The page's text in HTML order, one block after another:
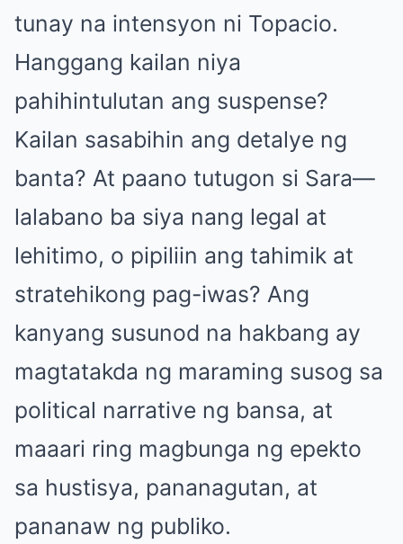
tunay na intensyon ni Topacio.
Hanggang kailan niya
pahihintulutan ang suspense?
Kailan sasabihin ang detalye ng
banta? At paano tutugon si Sara—
lalabano ba siya nang legal at
lehitimo, o pipiliin ang tahimik at
stratehikong pag-iwas? Ang
kanyang susunod na hakbang ay
magtatakda ng maraming susog sa
political narrative ng bansa, at
maaari ring magbunga ng epekto
sa hustisya, pananagutan, at
pananaw ng publiko.